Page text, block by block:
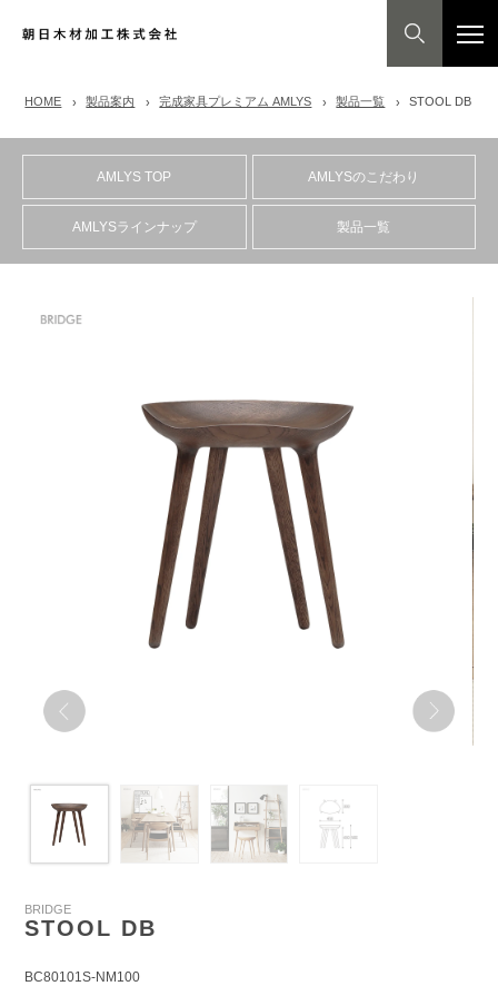
HOME 製品案内 完成家具プレミアム AMLYS 製品一覧 STOOL DB
AMLYS TOP AMLYSのこだわり
AMLYSラインナップ 製品一覧
BRIDGE
STOOL DB
BC80101S-NM100